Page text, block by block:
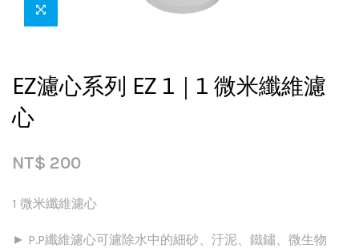
EZ濾心系列 EZ 1｜1 微米纖維濾
心
NT$ 200
1 微米纖維濾心
► P.P纖維濾心可濾除水中的細砂、汙泥、鐵鏽、微生物